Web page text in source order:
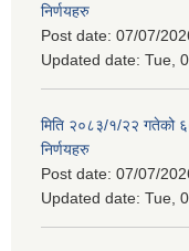
निर्णयहरु
Post date: 07/07/
Updated date: Tue,
मिति २०८३/१/२२ गतेको
निर्णयहरु
Post date: 07/07/
Updated date: Tue,